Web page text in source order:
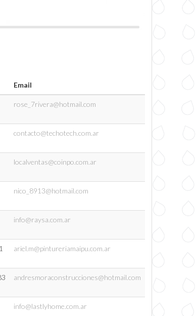
Email
rose_7rivera@hotmail.com
contacto@techotech.com.ar
localventas@coinpo.com.ar
nico_8913@hotmail.com
info@raysa.com.ar
ariel.m@pintureriamaipu.com.ar
andresmoraconstrucciones@hotmail.com
info@lastlyhome.com.ar